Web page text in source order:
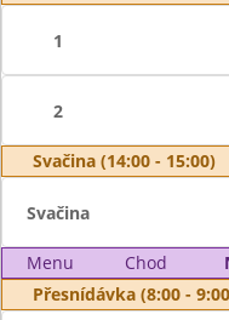
1
2
Svačina (14:00 - 15:00)
Svačina
Menu Chod
Přesnídávka (8:00 -